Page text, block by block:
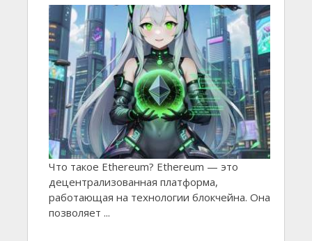
Что такое Ethereum? Ethereum — это
децентрализованная платформа,
работающая на технологии блокчейна. Она
позволяет ...